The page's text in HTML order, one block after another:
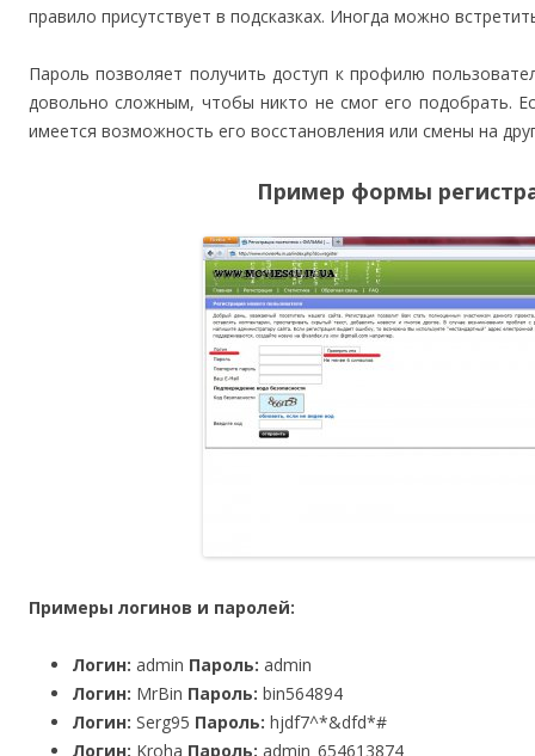
правило присутствует в подсказках. Иногда можно
Пароль позволяет получить доступ к профилю
довольно сложным, чтобы никто не смог его подобрать.
имеется возможность его восстановления или смены на
Пример формы
Примеры логинов и паролей:
Логин: admin Пароль: admin
Логин: MrBin Пароль: bin564894
Логин: Serg95 Пароль: hjdf7^*&dfd*#
Логин: Kroha Пароль: admin_654613874